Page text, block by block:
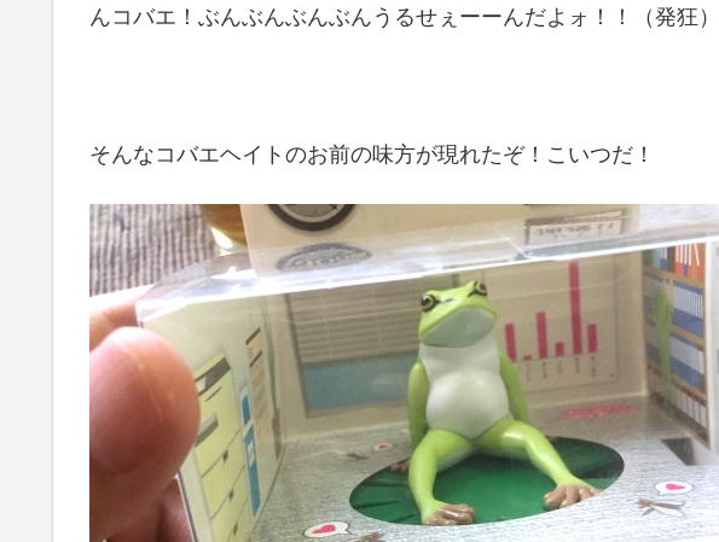
んコバエ！ぶんぶんぶんぶんうるせぇーーんだよォ！！（発狂）
そんなコバエヘイトのお前の味方が現れたぞ！こいつだ！